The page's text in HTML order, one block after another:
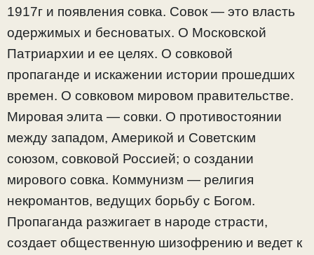
1917г и появления совка. Совок — это власть
одержимых и бесноватых. О Московской
Патриархии и ее целях. О совковой
пропаганде и искажении истории прошедших
времен. О совковом мировом правительстве.
Мировая элита — совки. О противостоянии
между западом, Америкой и Советским
союзом, совковой Россией; о создании
мирового совка. Коммунизм — религия
некромантов, ведущих борьбу с Богом.
Пропаганда разжигает в народе страсти,
создает общественную шизофрению и ведет к